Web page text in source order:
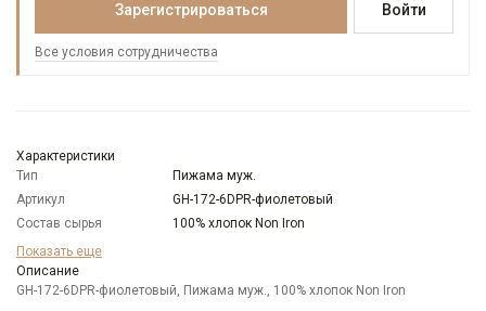
Зарегистрироваться Войти
Все условия сотрудничества
Характеристики
Тип
Пижама муж.
Артикул
GH-172-6DPR-фиолетовый
Состав сырья
100% хлопок Non Iron
Бренд
Модель
Цвет
Фиолетовый
Показать еще
Описание
GH-172-6DPR-фиолетовый, Пижама муж., 100% хлопок Non Iron